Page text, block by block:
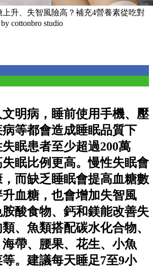
升、失智風險高？補充4營養素從吃對
cottonbro studio
明病，睡前使用手機、壓
等都會造成睡眠品質下
眠患者至少超過200萬
眠比例更高。慢性失眠會
而缺乏睡眠會提高血糖數
血糖，也會增加失智風
酸食物、鈣和鎂能改善失
、魚類搭配碳水化合物、
帶、腰果、花生、小魚
。建議每天睡足7至9小